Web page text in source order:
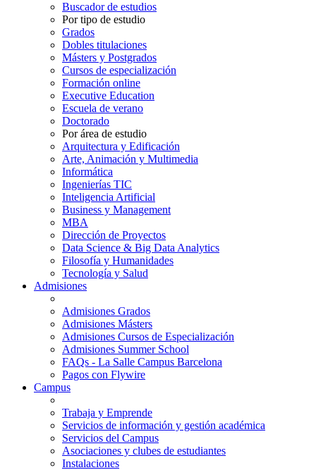
Buscador de estudios
Por tipo de estudio
Grados
Dobles titulaciones
Másters y Postgrados
Cursos de especialización
Formación online
Executive Education
Escuela de verano
Doctorado
Por área de estudio
Arquitectura y Edificación
Arte, Animación y Multimedia
Informática
Ingenierías TIC
Inteligencia Artificial
Business y Management
MBA
Dirección de Proyectos
Data Science & Big Data Analytics
Filosofía y Humanidades
Tecnología y Salud
Admisiones
Admisiones Grados
Admisiones Másters
Admisiones Cursos de Especialización
Admisiones Summer School
FAQs - La Salle Campus Barcelona
Pagos con Flywire
Campus
Trabaja y Emprende
Servicios de información y gestión académica
Servicios del Campus
Asociaciones y clubes de estudiantes
Instalaciones